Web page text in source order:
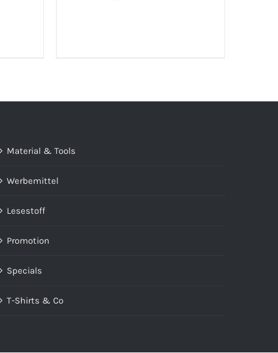
Material & Tools
Werbemittel
Lesestoff
Promotion
Specials
T-Shirts & Co